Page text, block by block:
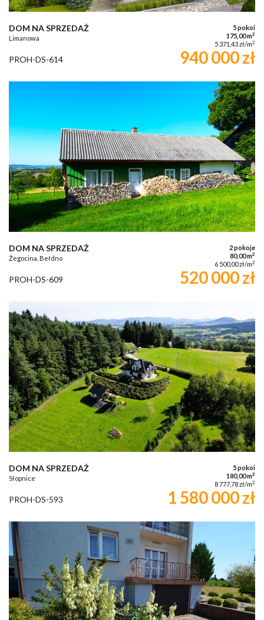
DOM NA SPRZEDAŻ
Limanowa
5 pokoi
175,00 m2
5 371,43 zł/m2
PROH-DS-614 940 000 zł
DOM NA SPRZEDAŻ
Żegocina, Bełdno
2 pokoje
80,00 m2
6 500,00 zł/m2
PROH-DS-609 520 000 zł
DOM NA SPRZEDAŻ
Słopnice
5 pokoi
180,00 m2
8 777,78 zł/m2
PROH-DS-593 1 580 000 zł